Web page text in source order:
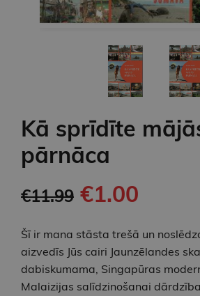
Kā sprīdīte
pārnāca
€11.99 €1.00
Šī ir mana stāsta trešā un
aizvedīs Jūs cairi Jaunzēlandes
dabiskumama, Singapūras
Malaizijas salīdzinošanai